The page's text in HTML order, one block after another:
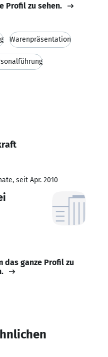
Profil zu sehen.
Warenpräsentation
seit Apr. 2010
das ganze Profil zu